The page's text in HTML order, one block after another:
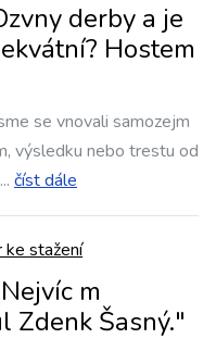
derby a je
Hostem
se vnovali samozejm
výsledku nebo trestu od
... číst dále
ke stažení
m
Zdenk Šasný."